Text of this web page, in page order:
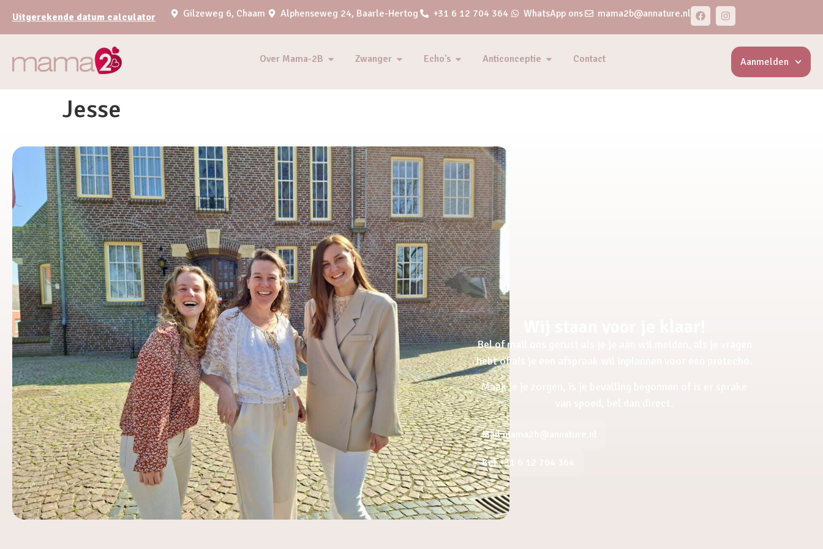
Uitgerekende datum calculator Gilzeweg 6, Chaam Alphenseweg 24, Baarle-Hertog +31 6 12 704 364 WhatsApp ons mama2b@annature.nl
Over Mama-2B Zwanger Echo's Anticonceptie Contact Aanmelden
Jesse
Bel of mail ons gerust als je je aan wil melden, als je vragen
hebt of als je een afspraak wil inplannen voor een pretecho.
Maak je je zorgen, is je bevalling begonnen of is er sprake
Mail mama2b@annature.nl
Bel +31 6 12 704 364